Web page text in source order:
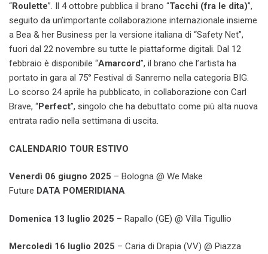
“Roulette”. Il 4 ottobre pubblica il brano “Tacchi (fra le dita)”,
seguito da un’importante collaborazione internazionale insieme
a Bea & her Business per la versione italiana di “Safety Net”,
fuori dal 22 novembre su tutte le piattaforme digitali. Dal 12
febbraio è disponibile “Amarcord”, il brano che l’artista ha
portato in gara al 75° Festival di Sanremo nella categoria BIG.
Lo scorso 24 aprile ha pubblicato, in collaborazione con Carl
Brave, “Perfect”, singolo che ha debuttato come più alta nuova
entrata radio nella settimana di uscita.
CALENDARIO TOUR ESTIVO
Venerdì 06 giugno 2025 – Bologna @ We Make
Future DATA POMERIDIANA
Domenica 13 luglio 2025 – Rapallo (GE) @ Villa Tigullio
Mercoledì 16 luglio 2025 – Caria di Drapia (VV) @ Piazza